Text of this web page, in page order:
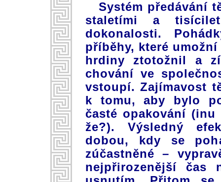
Systém předávání
staletími a
dokonalosti.
příběhy, které
hrdiny ztotožnil a
chování ve
vstoupí. Zajímavost
k tomu, aby bylo
časté opakování
že?). Výsledný
dobou, kdy se
zúčastněné –
nejpřirozenější čas